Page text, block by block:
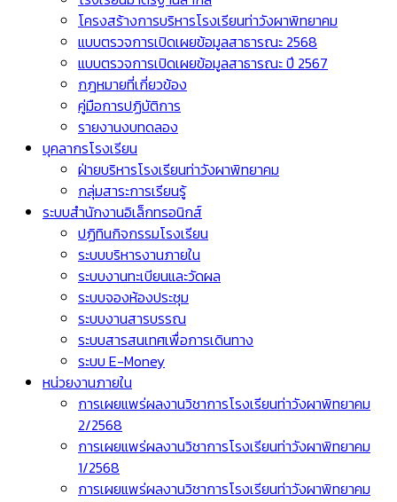
โครงสร้างการบริหารโรงเรียนท่าวังผาพิทยาคม
แบบตรวจการเปิดเผยข้อมูลสาธารณะ 2568
แบบตรวจการเปิดเผยข้อมูลสาธารณะ ปี 2567
กฎหมายที่เกี่ยวข้อง
คู่มือการปฏิบัติการ
รายงานงบทดลอง
บุคลากรโรงเรียน
ฝ่ายบริหารโรงเรียนท่าวังผาพิทยาคม
กลุ่มสาระการเรียนรู้
ระบบสำนักงานอิเล็กทรอนิกส์
ปฏิทินกิจกรรมโรงเรียน
ระบบบริหารงานภายใน
ระบบงานทะเบียนและวัดผล
ระบบจองห้องประชุม
ระบบงานสารบรรณ
ระบบสารสนเทศเพื่อการเดินทาง
ระบบ E-Money
หน่วยงานภายใน
การเผยแพร่ผลงานวิชาการโรงเรียนท่าวังผาพิทยาคม
2/2568
การเผยแพร่ผลงานวิชาการโรงเรียนท่าวังผาพิทยาคม
1/2568
การเผยแพร่ผลงานวิชาการโรงเรียนท่าวังผาพิทยาคม